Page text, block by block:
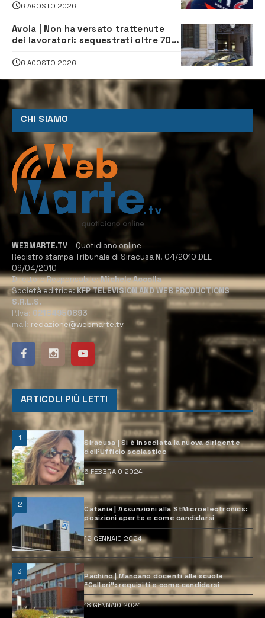
6 AGOSTO 2026
Avola | Non ha versato trattenute
dei lavoratori: sequestrati oltre 700
climatizzazione
6 AGOSTO 2026
CHI SIAMO
WEBMARTE.TV – Quotidiano online
Registro stampa Tribunale di Siracusa N. 04/2010 DEL
09/04/2010
Direttore Responsabile:Michele Accolla
Società editrice:KFP TELEVISION AND WEB PRODUCTIONS
S.R.L.S.
P.Iva: 02184950893
mail: redazione@webmarte.tv
ARTICOLI PIÙ LETTI
1
Siracusa | Si è insediata la nuova dirigente
dell’Ufficio scolastico
6 FEBBRAIO 2024
2
Catania | Assunzioni alla StMicroelectronics:
posizioni aperte e come candidarsi
12 GENNAIO 2024
3
Pachino | Mancano docenti alla scuola
“Calleri”: requisiti e come candidarsi
18 GENNAIO 2024